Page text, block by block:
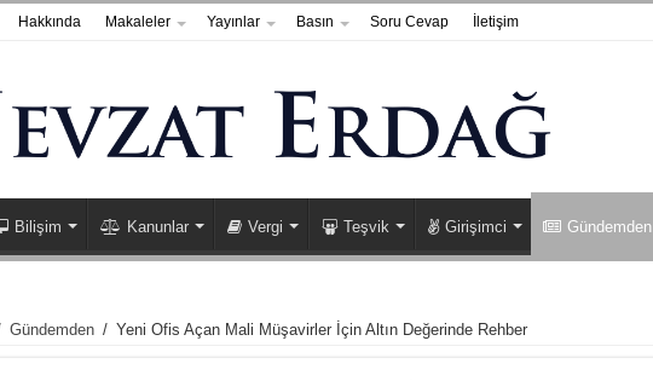
Hakkında Makaleler Yayınlar Basın Soru Cevap İletişim
Bilişim Kanunlar Vergi Teşvik Girişimci Gündemden
Gündemden / Yeni Ofis Açan Mali Müşavirler İçin Altın Değerinde Rehber